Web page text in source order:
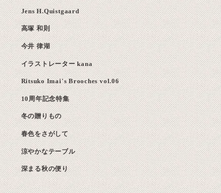
Jens H.Quistgaard
高塚 和則
今井 律湖
イラストレーター kana
Ritsuko Imai's Brooches vol.06
10周年記念特集
冬の贈りもの
春色をさがして
涼やかなテーブル
深まる秋の便り